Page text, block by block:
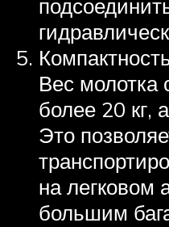
Вес молотка
более 20 кг,
Это
на легковом
большим